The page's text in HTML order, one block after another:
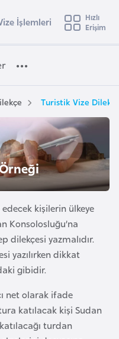
e
t
ş
i
İşlemleri
Hızlı
Erişim
Turistik Vize
kişilerin ülkeye
Konsolosluğu’na
dilekçesi yazmalıdır.
yazılırken dikkat
gibidir.
net olarak ifade
katılacak kişi Sudan
turdan